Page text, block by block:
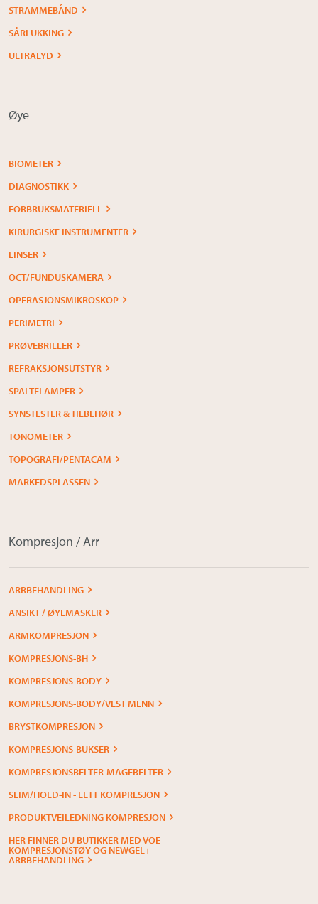
STRAMMEBÅND
SÅRLUKKING
ULTRALYD
Øye
BIOMETER
DIAGNOSTIKK
FORBRUKSMATERIELL
KIRURGISKE INSTRUMENTER
LINSER
OCT/FUNDUSKAMERA
OPERASJONSMIKROSKOP
PERIMETRI
PRØVEBRILLER
REFRAKSJONSUTSTYR
SPALTELAMPER
SYNSTESTER & TILBEHØR
TONOMETER
TOPOGRAFI/PENTACAM
MARKEDSPLASSEN
Kompresjon / Arr
ARRBEHANDLING
ANSIKT / ØYEMASKER
ARMKOMPRESJON
KOMPRESJONS-BH
KOMPRESJONS-BODY
KOMPRESJONS-BODY/VEST MENN
BRYSTKOMPRESJON
KOMPRESJONS-BUKSER
KOMPRESJONSBELTER-MAGEBELTER
SLIM/HOLD-IN - LETT KOMPRESJON
PRODUKTVEILEDNING KOMPRESJON
HER FINNER DU BUTIKKER MED VOE
KOMPRESJONSTØY OG NEWGEL+
ARRBEHANDLING